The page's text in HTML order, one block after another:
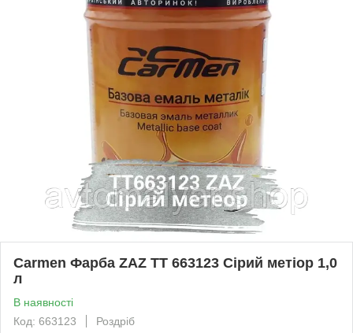
Carmen Фарба ZAZ TT 663123 Сірий метіор 1,0
л
В наявності
Код: 663123
Роздріб